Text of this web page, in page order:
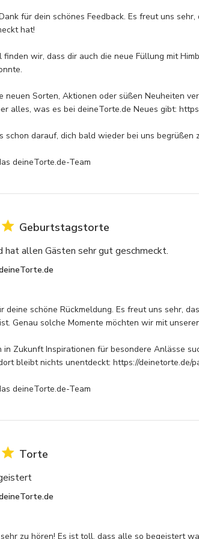
Torte zu dir nach Hause!
für dein schönes Feedback. Es freut uns
hat!
finden wir, dass dir auch die neue Füllung mit
neuen Sorten, Aktionen oder süßen Neuheiten
alles, was es bei deineTorte.de Neues gibt:
schon darauf, dich bald wieder bei uns begrüßen
deineTorte.de-Team
Geburtstagstorte
hat allen Gästen sehr gut geschmeckt.
deine schöne Rückmeldung. Es freut uns sehr,
Genau solche Momente möchten wir mit
in Zukunft Inspirationen für besondere Anlässe
bleibt nichts unentdeckt: https://deinetorte.de/
deineTorte.de-Team
Torte
zu hören! Es ist toll, dass alle so begeistert